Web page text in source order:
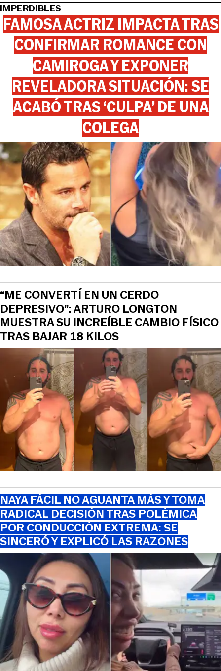
IMPERDIBLES
FAMOSA ACTRIZ IMPACTA TRAS
CONFIRMAR ROMANCE CON
CAMIROGA Y EXPONER
REVELADORA SITUACIÓN: SE
ACABÓ TRAS ‘CULPA’ DE UNA
COLEGA
“ME CONVERTÍ EN UN CERDO
DEPRESIVO”: ARTURO LONGTON
MUESTRA SU INCREÍBLE CAMBIO FÍSICO
TRAS BAJAR 18 KILOS
NAYA FÁCIL NO AGUANTA MÁS Y TOMA
RADICAL DECISIÓN TRAS POLÉMICA
POR CONDUCCIÓN EXTREMA: SE
SINCERÓ Y EXPLICÓ LAS RAZONES